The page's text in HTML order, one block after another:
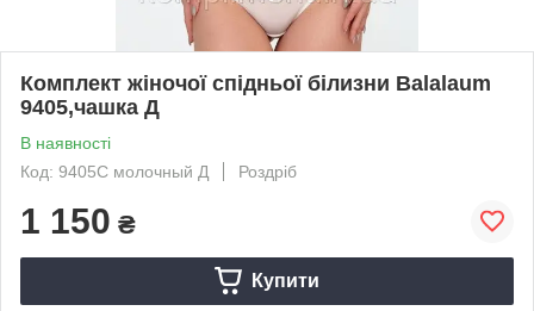
Комплект жіночої спідньої білизни Balalaum
9405,чашка Д
В наявності
Код: 9405С молочный Д
Роздріб
1 150 ₴
Купити